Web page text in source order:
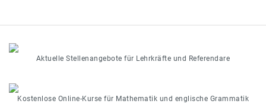
Aktuelle Stellenangebote für Lehrkräfte und Referendare
Kostenlose Online-Kurse für Mathematik und englische Grammatik